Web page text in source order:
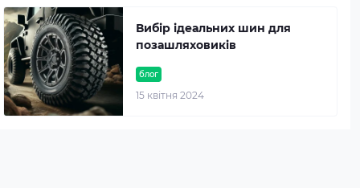
блог
15 квітня 2024
Вибір ідеальних шин для
позашляховиків